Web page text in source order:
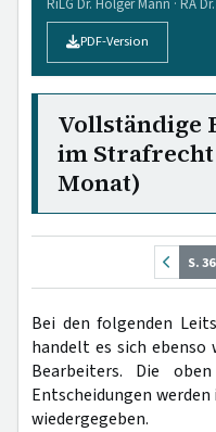
RiLG Dr. Holger Mann · RA
PDF-Version
Vollständige
im
Monat)
S.
Bei den folgenden
handelt es sich ebenso
Bearbeiters. Die
Entscheidungen
wiedergegeben.